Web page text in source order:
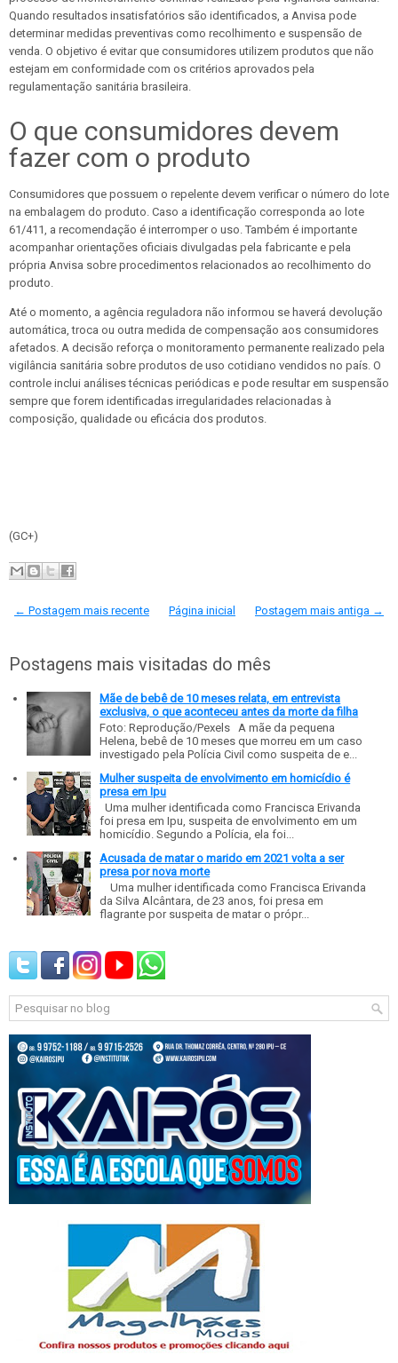
Quando resultados insatisfatórios são identificados, a Anvisa pode
determinar medidas preventivas como recolhimento e suspensão de
venda. O objetivo é evitar que consumidores utilizem produtos que não
estejam em conformidade com os critérios aprovados pela
regulamentação sanitária brasileira.
O que consumidores devem
fazer com o produto
Consumidores que possuem o repelente devem verificar o número do lote
na embalagem do produto. Caso a identificação corresponda ao lote
61/411, a recomendação é interromper o uso. Também é importante
acompanhar orientações oficiais divulgadas pela fabricante e pela
própria Anvisa sobre procedimentos relacionados ao recolhimento do
produto.
Até o momento, a agência reguladora não informou se haverá devolução
automática, troca ou outra medida de compensação aos consumidores
afetados. A decisão reforça o monitoramento permanente realizado pela
vigilância sanitária sobre produtos de uso cotidiano vendidos no país. O
controle inclui análises técnicas periódicas e pode resultar em suspensão
sempre que forem identificadas irregularidades relacionadas à
composição, qualidade ou eficácia dos produtos.
(GC+)
← Postagem mais recente Postagem mais antiga →
Página inicial
Postagens mais visitadas do mês
Mãe de bebê de 10 meses relata, em entrevista
exclusiva, o que aconteceu antes da morte da filha
Foto: Reprodução/Pexels A mãe da pequena
Helena, bebê de 10 meses que morreu em um caso
investigado pela Polícia Civil como suspeita de e...
Mulher suspeita de envolvimento em homicídio é
presa em Ipu
Uma mulher identificada como Francisca Erivanda
foi presa em Ipu, suspeita de envolvimento em um
homicídio. Segundo a Polícia, ela foi...
Acusada de matar o marido em 2021 volta a ser
presa por nova morte
Uma mulher identificada como Francisca Erivanda
da Silva Alcântara, de 23 anos, foi presa em
flagrante por suspeita de matar o própr...